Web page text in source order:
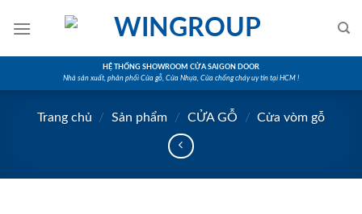
HỆ THỐNG SHOWROOM CỬA SAIGON DOOR
Nhà sản xuất, phân phối Cửa gỗ, Cửa Nhựa, Cửa chống cháy uy tín tại HCM !
Trang chủ / Sản phẩm / CỬA GỖ / Cửa vòm gỗ